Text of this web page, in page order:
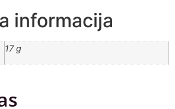
informacija
17 g